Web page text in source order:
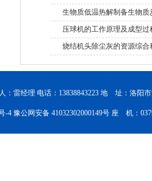
生物质低温热解制备生物质
压球机的工作原理及成型过
烧结机头除尘灰的资源综合
：雷经理 电话：13838843223 地 址：洛阳
-4 豫公网安备 41032302000149号 座 机：